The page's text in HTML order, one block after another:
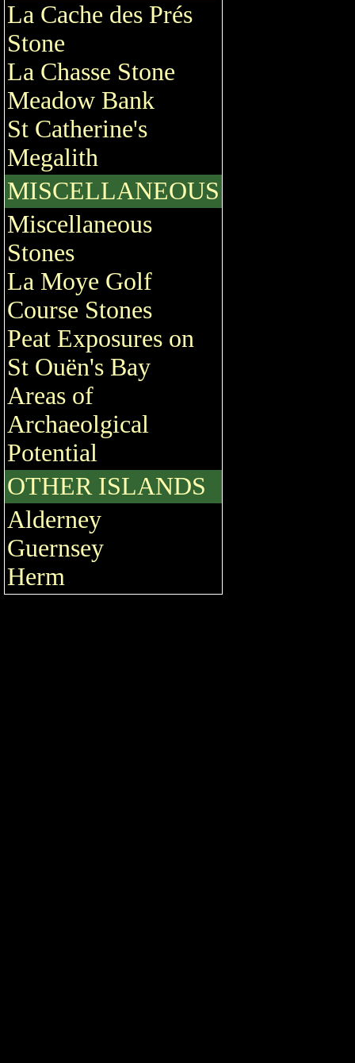
La Cache des Prés
Stone
La Chasse Stone
Meadow Bank
St Catherine's
Megalith
MISCELLANEOUS
Miscellaneous
Stones
La Moye Golf
Course Stones
Peat Exposures on
St Ouën's Bay
Areas of
Archaeolgical
Potential
OTHER ISLANDS
Alderney
Guernsey
Herm